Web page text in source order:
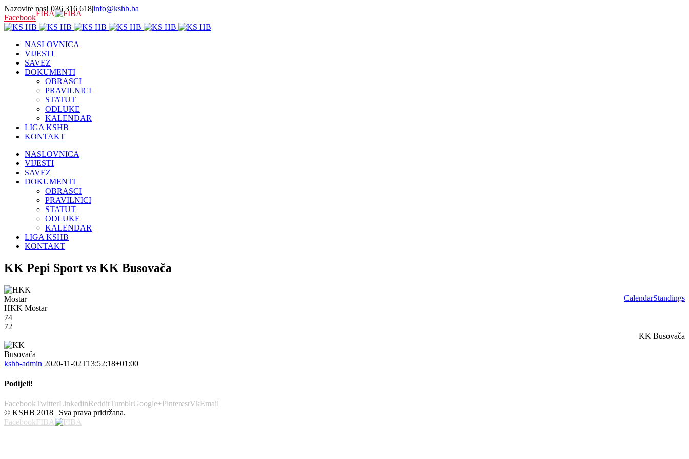
Nazovite nas! 036 316 618|info@kshb.ba
FacebookFIBA
NASLOVNICA
VIJESTI
SAVEZ
DOKUMENTI
OBRASCI
PRAVILNICI
STATUT
ODLUKE
KALENDAR
LIGA KSHB
KONTAKT
NASLOVNICA
VIJESTI
SAVEZ
DOKUMENTI
OBRASCI
PRAVILNICI
STATUT
ODLUKE
KALENDAR
LIGA KSHB
KONTAKT
KK Pepi Sport vs KK Busovača
CalendarStandings
HKK Mostar
74
72
KK Busovača
kshb-admin 2020-11-02T13:52:18+01:00
Podijeli!
FacebookTwitterLinkedinRedditTumblrGoogle+PinterestVkEmail
© KSHB 2018 | Sva prava pridržana.
FacebookFIBA